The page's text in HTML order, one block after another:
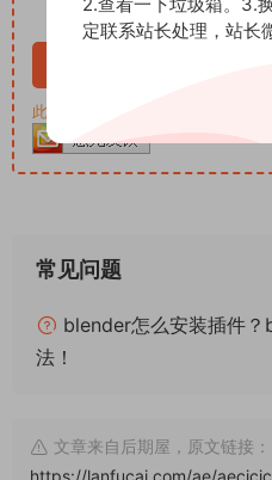
VIP
此资源购买后30天内可下载。客
常见问题
blender怎么安装插件
法！
文章来自后期屋，原文链接：
https://lanfucai.com/ae/
定联系站长处理，站